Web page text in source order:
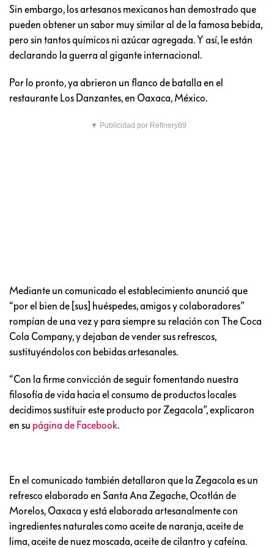
Sin embargo, los artesanos mexicanos han demostrado que
pueden obtener un sabor muy similar al de la famosa bebida,
pero sin tantos químicos ni azúcar agregada. Y así, le están
declarando la guerra al gigante internacional.
Por lo pronto, ya abrieron un flanco de batalla en el
restaurante Los Danzantes, en Oaxaca, México.
▼ Publicidad por Refinery89
Mediante un comunicado el establecimiento anunció que
“por el bien de [sus] huéspedes, amigos y colaboradores”
rompían de una vez y para siempre su relación con The Coca
Cola Company, y dejaban de vender sus refrescos,
sustituyéndolos con bebidas artesanales.
“Con la firme convicción de seguir fomentando nuestra
filosofía de vida hacia el consumo de productos locales
decidimos sustituir este producto por Zegacola”, explicaron
en su página de Facebook.
En el comunicado también detallaron que la Zegacola es un
refresco elaborado en Santa Ana Zegache, Ocotlán de
Morelos, Oaxaca y está elaborada artesanalmente con
ingredientes naturales como aceite de naranja, aceite de
lima, aceite de nuez moscada, aceite de cilantro y cafeína.